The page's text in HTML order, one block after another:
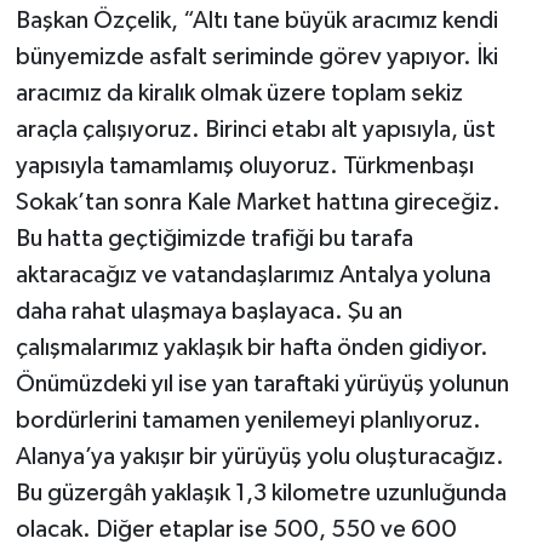
Başkan Özçelik, “Altı tane büyük aracımız kendi
bünyemizde asfalt seriminde görev yapıyor. İki
aracımız da kiralık olmak üzere toplam sekiz
araçla çalışıyoruz. Birinci etabı alt yapısıyla, üst
yapısıyla tamamlamış oluyoruz. Türkmenbaşı
Sokak’tan sonra Kale Market hattına gireceğiz.
Bu hatta geçtiğimizde trafiği bu tarafa
aktaracağız ve vatandaşlarımız Antalya yoluna
daha rahat ulaşmaya başlayaca. Şu an
çalışmalarımız yaklaşık bir hafta önden gidiyor.
Önümüzdeki yıl ise yan taraftaki yürüyüş yolunun
bordürlerini tamamen yenilemeyi planlıyoruz.
Alanya’ya yakışır bir yürüyüş yolu oluşturacağız.
Bu güzergâh yaklaşık 1,3 kilometre uzunluğunda
olacak. Diğer etaplar ise 500, 550 ve 600